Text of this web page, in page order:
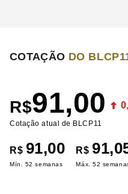
COTAÇÃO DO
R$91,00
Cotação atual de BLCP11
R$ 91,00
Mín. 52 semanas
R$
Máx. 52